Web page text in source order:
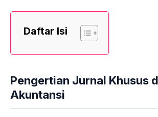
Daftar Isi
Pengertian Jurnal Khusus
Akuntansi